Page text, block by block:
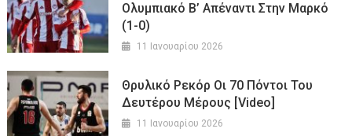
Ολυμπιακό Β’ Απέναντι Στην Μαρκό
(1-0)
11 Ιανουαρίου 2026
Θρυλικό Ρεκόρ Οι 70 Πόντοι Του
Δευτέρου Μέρους [Video]
11 Ιανουαρίου 2026